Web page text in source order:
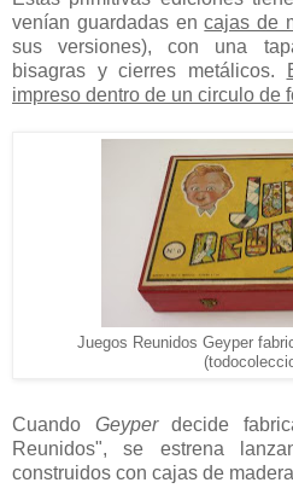
venían guardadas encajas de
sus versiones),con una
bisagras y cierres metálicos.
impreso dentro de un circulo de
Juegos Reunidos Geyper
Cuando Geyperdecide
Reunidos", se estrena
construidos con cajas de